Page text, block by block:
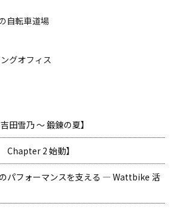
自転車道場
グオフィス
田雪乃 ～ 鍛錬の夏】
Chapter 2 始動】
パフォーマンスを支える ― Wattbike 活